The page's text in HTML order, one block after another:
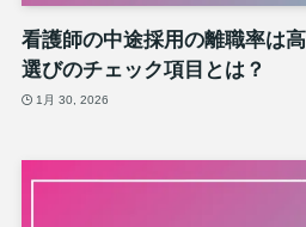
看護師の中途採用の離職率は
選びのチェック項目とは？
1月 30, 2026